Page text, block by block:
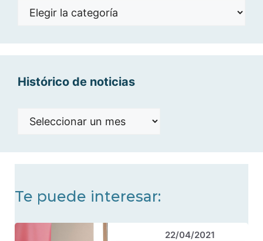
Noticias
Histórico de noticias
Histórico
Te puede interesar:
22/04/2021